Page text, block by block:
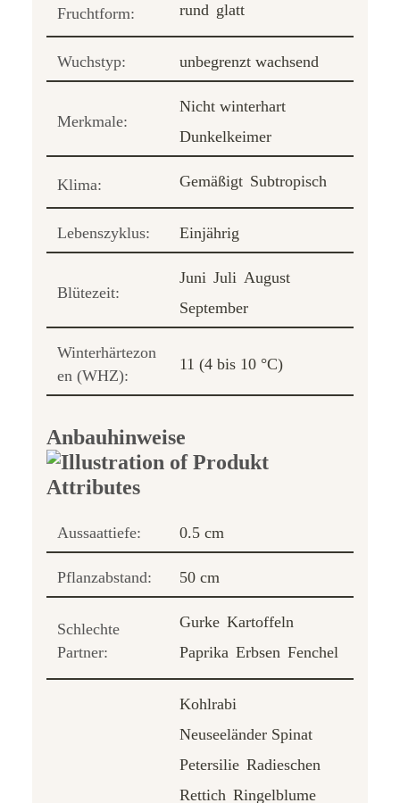
Fruchtform: rund glatt
Wuchstyp: unbegrenzt wachsend
Merkmale:
Nicht winterhart
Dunkelkeimer
Klima: Gemäßigt Subtropisch
Lebenszyklus: Einjährig
Blütezeit:
Juni Juli August
September
Winterhärtezon
en (WHZ):
11 (4 bis 10 °C)
Anbauhinweise
Aussaattiefe: 0.5 cm
Pflanzabstand: 50 cm
Schlechte
Partner:
Gurke Kartoffeln
Paprika Erbsen Fenchel
Kohlrabi
Neuseeländer Spinat
Petersilie Radieschen
Rettich Ringelblume